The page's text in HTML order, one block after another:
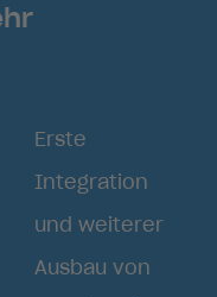
Erste
Integration
und weiterer
Ausbau von